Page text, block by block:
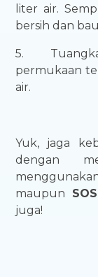
liter air.
bersih dan
5.
permukaan
air.
Yuk, jaga
dengan
maupun
juga!